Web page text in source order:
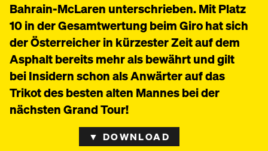
Bahrain-McLaren unterschrieben. Mit Platz
10 in der Gesamtwertung beim Giro hat sich
der Österreicher in kürzester Zeit auf dem
Asphalt bereits mehr als bewährt und gilt
bei Insidern schon als Anwärter auf das
Trikot des besten alten Mannes bei der
nächsten Grand Tour!
▼ DOWNLOAD